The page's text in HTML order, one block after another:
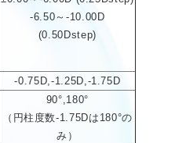
-6.50～-10.00D
(0.50Dstep)
-0.75D,-1.25D,-1.75D
90°,180°
（円柱度数-1.75Dは180°の
み）